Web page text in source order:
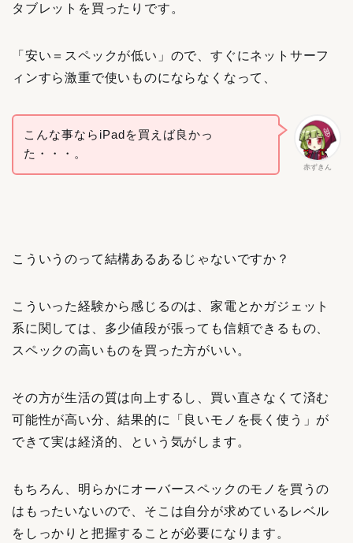
タブレットを買ったりです。
「安い＝スペックが低い」ので、すぐにネットサーフ
ィンすら激重で使いものにならなくなって、
赤ずきん
こんな事ならiPadを買えば良かっ
た・・・。
こういうのって結構あるあるじゃないですか？
こういった経験から感じるのは、家電とかガジェット
系に関しては、多少値段が張っても信頼できるもの、
スペックの高いものを買った方がいい。
その方が生活の質は向上するし、買い直さなくて済む
可能性が高い分、結果的に「良いモノを長く使う」が
できて実は経済的、という気がします。
もちろん、明らかにオーバースペックのモノを買うの
はもったいないので、そこは自分が求めているレベル
をしっかりと把握することが必要になります。